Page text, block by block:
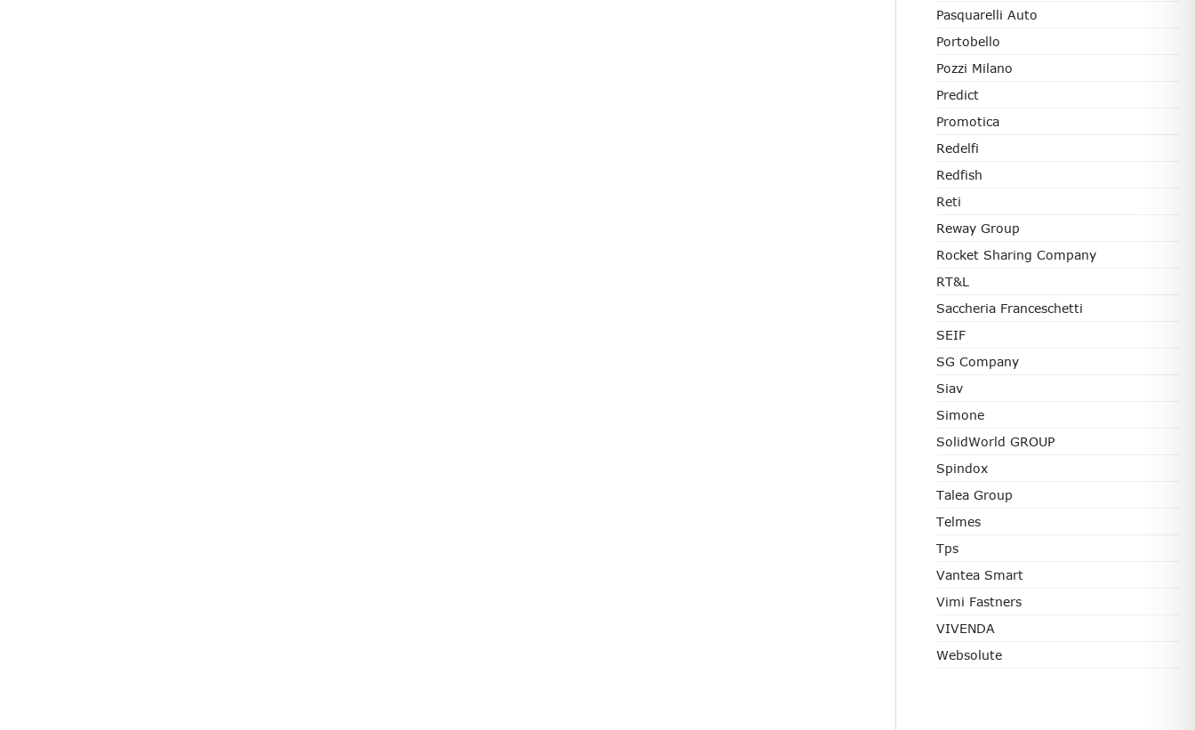
Pasquarelli Auto
Portobello
Pozzi Milano
Predict
Promotica
Redelfi
Redfish
Reti
Reway Group
Rocket Sharing Company
RT&L
Saccheria Franceschetti
SEIF
SG Company
Siav
Simone
SolidWorld GROUP
Spindox
Talea Group
Telmes
Tps
Vantea Smart
Vimi Fastners
VIVENDA
Websolute